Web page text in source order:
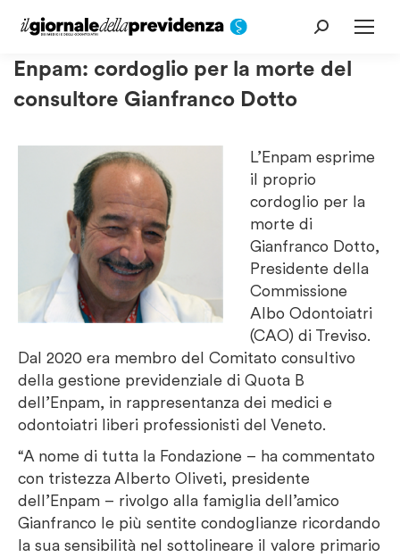
Cerca:
Enpam: cordoglio per la morte del
consultore Gianfranco Dotto
L’Enpam esprime
il proprio
cordoglio per la
morte di
Gianfranco Dotto,
Presidente della
Commissione
Albo Odontoiatri
(CAO) di Treviso.
Dal 2020 era membro del Comitato consultivo
della gestione previdenziale di Quota B
dell’Enpam, in rappresentanza dei medici e
odontoiatri liberi professionisti del Veneto.
“A nome di tutta la Fondazione – ha commentato
con tristezza Alberto Oliveti, presidente
dell’Enpam – rivolgo alla famiglia dell’amico
Gianfranco le più sentite condoglianze ricordando
la sua sensibilità nel sottolineare il valore primario